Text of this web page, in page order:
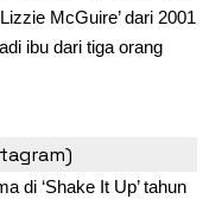
McGuire’ dari 2001
ibu dari tiga orang
di ‘Shake It Up’ tahun